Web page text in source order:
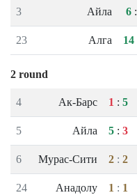
3 Айла 6 :
23 Алга 14
2 round
4 Ак-Барс 1 : 5
5 Айла 5 : 3
6 Мурас-Сити 2 : 2
24 Анадолу 1 : 1